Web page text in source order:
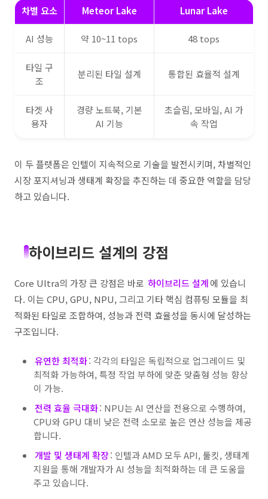
차별 요소 Meteor Lake Lunar Lake
AI 성능 약 10~11 tops 48 tops
타일 구
조
분리된 타일 설계 통합된 효율적 설계
타겟 사
용자
경량 노트북, 기본
AI 기능
초슬림, 모바일, AI 가
속 작업
이 두 플랫폼은 인텔이 지속적으로 기술을 발전시키며, 차별적인
시장 포지셔닝과 생태계 확장을 추진하는 데 중요한 역할을 담당
하고 있습니다.
하이브리드 설계의 강점
Core Ultra의 가장 큰 강점은 바로 하이브리드 설계에 있습니
다. 이는 CPU, GPU, NPU, 그리고 기타 핵심 컴퓨팅 모듈을 최
적화된 타일로 조합하여, 성능과 전력 효율성을 동시에 달성하는
구조입니다.
유연한 최적화: 각각의 타일은 독립적으로 업그레이드 및
최적화 가능하여, 특정 작업 부하에 맞춘 맞춤형 성능 향상
이 가능.
전력 효율 극대화: NPU는 AI 연산을 전용으로 수행하여,
CPU와 GPU 대비 낮은 전력 소모로 높은 연산 성능을 제공
합니다.
개발 및 생태계 확장: 인텔과 AMD 모두 API, 툴킷, 생태계
지원을 통해 개발자가 AI 성능을 최적화하는 데 큰 도움을
주고 있습니다.